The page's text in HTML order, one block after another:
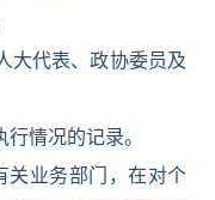
大代表、政协委员及
情况的记录。
关业务部门，在对个